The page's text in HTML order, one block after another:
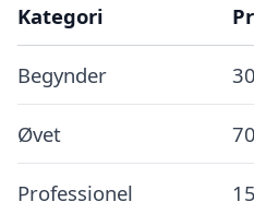
Kategori
Begynder
Øvet
Professionel